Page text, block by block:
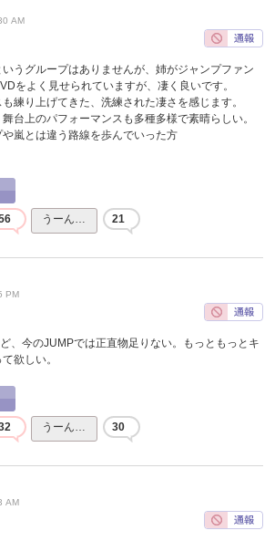
AM
うグループはありませんが、姉がジャンプファン
をよく見せられていますが、凄く良いです。
練り上げてきた、洗練された凄さを感じます。
台上のパフォーマンスも多種多様で素晴らしい。
嵐とは違う路線を歩んでいった方
うーん… 21
PM
、今のJUMPでは正直物足りない。もっともっとキ
欲しい。
うーん… 30
AM